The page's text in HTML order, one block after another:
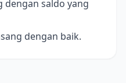
dengan saldo yang
dengan baik.